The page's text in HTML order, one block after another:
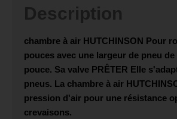
Description
chambre à air HUTCHINSON Pour
pouces avec une largeur de pneu de
pouce. Sa valve PRÊTER Elle
pneus. La chambre à air
pression d'air pour une résistance
crevaisons.